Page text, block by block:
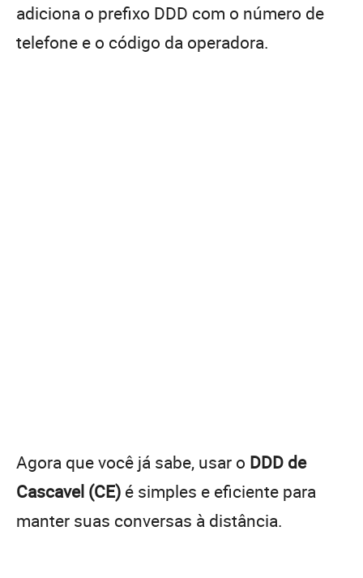
adiciona o prefixo DDD com o número de
telefone e o código da operadora.
Agora que você já sabe, usar o DDD de
Cascavel (CE) é simples e eficiente para
manter suas conversas à distância.